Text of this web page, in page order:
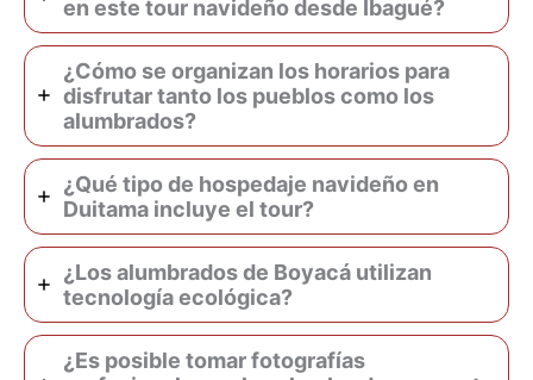
en este tour navideño desde Ibagué?
¿Cómo se organizan los horarios para
disfrutar tanto los pueblos como los
alumbrados?
¿Qué tipo de hospedaje navideño en
Duitama incluye el tour?
¿Los alumbrados de Boyacá utilizan
tecnología ecológica?
¿Es posible tomar fotografías